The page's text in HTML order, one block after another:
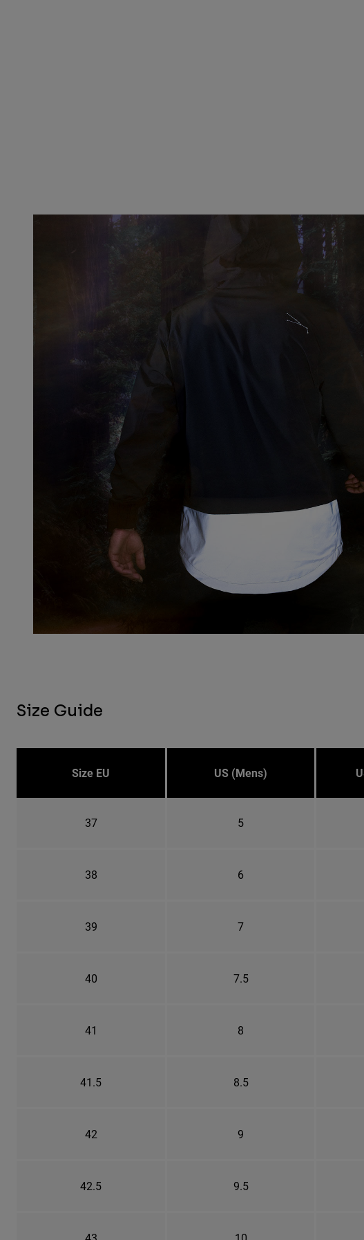
Size Guide
Size EU US (Mens)
37 5
38 6
39 7
40 7.5
41 8
41.5 8.5
42 9
42.5 9.5